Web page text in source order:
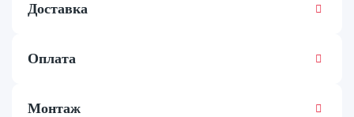
Доставка
Оплата
Монтаж